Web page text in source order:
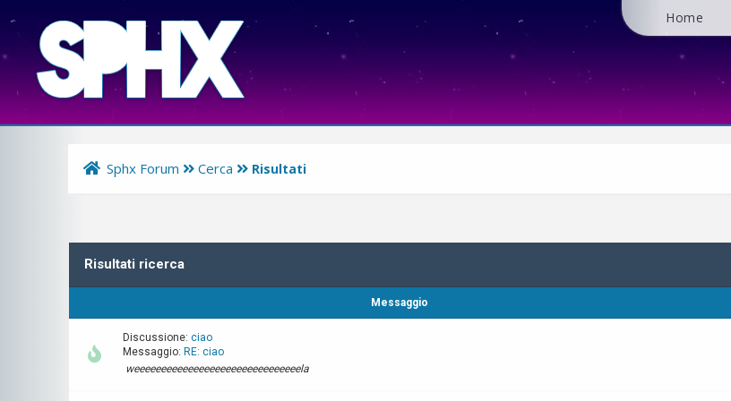
Home
Sphx Forum Cerca Risultati
Risultati ricerca
Messaggio
Discussione: ciao
Messaggio: RE: ciao
weeeeeeeeeeeeeeeeeeeeeeeeeeeeeeela